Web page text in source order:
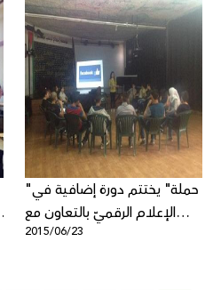
"حملة" يختتم دورة إضافية في
الإعلام الرقميّ بالتعاون مع
"إبداع" في الدهيشة
2015/06/23